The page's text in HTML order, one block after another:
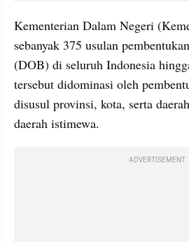
Kementerian Dalam Negeri
sebanyak 375 usulan
(DOB) di seluruh Indonesia
tersebut didominasi oleh
disusul provinsi, kota, serta
daerah istimewa.
ADVERTISEMENT